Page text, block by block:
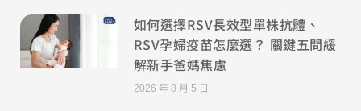
如何選擇RSV長效型單株抗體、
RSV孕婦疫苗怎麼選？ 關鍵五問緩
解新手爸媽焦慮
2026 年 8 月 5 日